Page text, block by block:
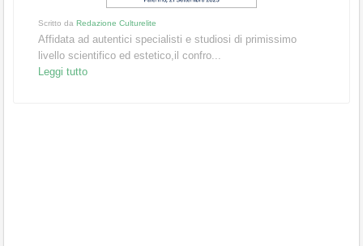
Scritto da Redazione Culturelite
Affidata ad autentici specialisti e studiosi di primissimo
livello scientifico ed estetico,il confro...
Leggi tutto